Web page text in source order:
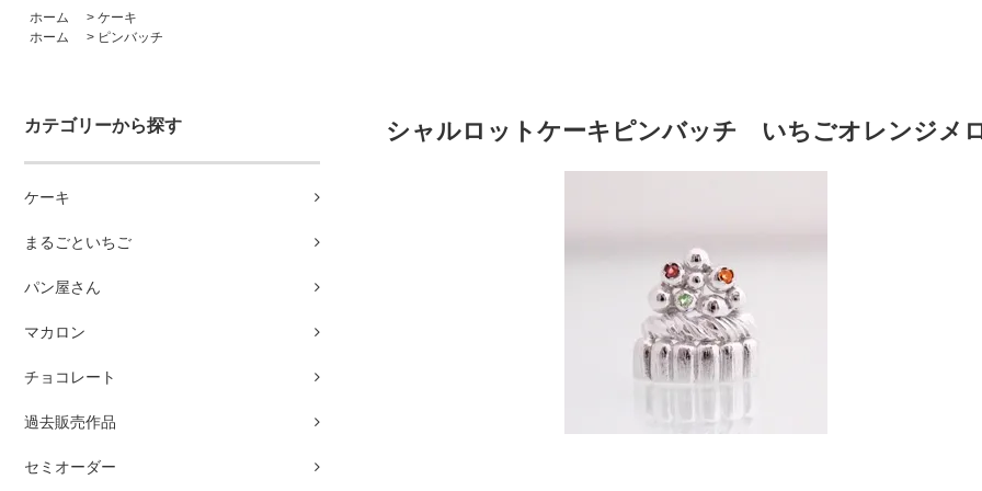
ホーム > ケーキ
ホーム
> ピンバッチ
カテゴリーから探す
ケーキ
まるごといちご
パン屋さん
マカロン
チョコレート
過去販売作品
セミオーダー
シャルロットケーキピンバッチ いちごオレンジメ